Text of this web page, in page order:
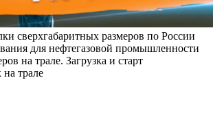
сверхгабаритных размеров по России
для нефтегазовой промышленности
на трале. Загрузка и старт
на трале